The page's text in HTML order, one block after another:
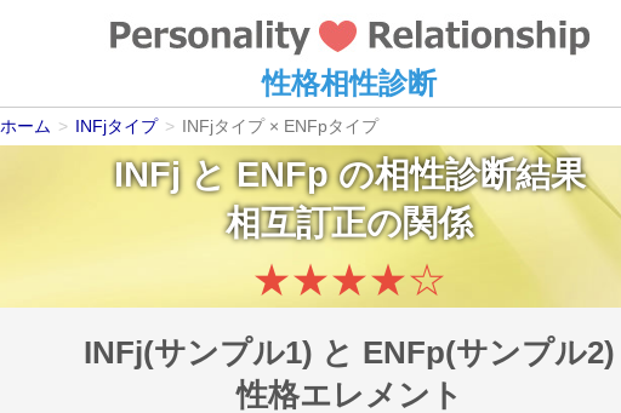
性格相性診断
ホーム > INFjタイプ > INFjタイプ × ENFpタイプ
INFjとENFpの相性診断結果
相互訂正の関係
★★★★☆
INFj(サンプル1) と ENFp(サンプル2)
性格エレメント